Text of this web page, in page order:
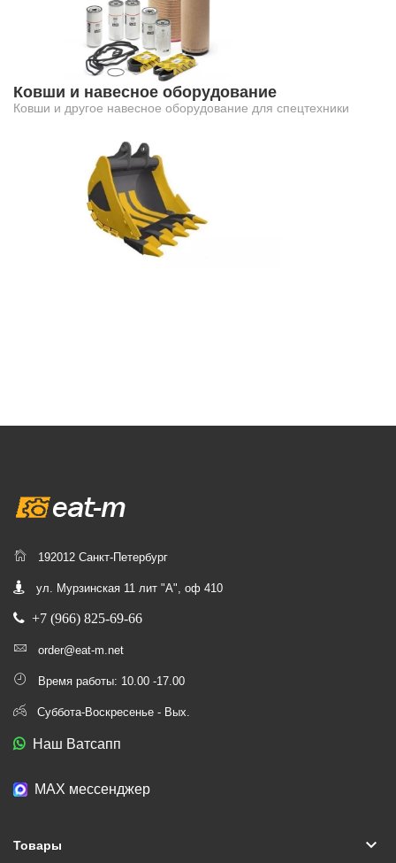
Ковши и навесное оборудование
Ковши и другое навесное оборудование для спецтехники
192012 Санкт-Петербург
ул. Мурзинская 11 лит "А", оф 410
+7 (966) 825-69-66
order@eat-m.net
Время работы: 10.00 -17.00
Суббота-Воскресенье - Вых.
Наш Ватсапп
МАХ мессенджер
Товары keyboard_arrow_down